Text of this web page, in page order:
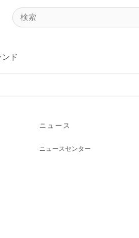
ンド
ニュース
ニュースセンター